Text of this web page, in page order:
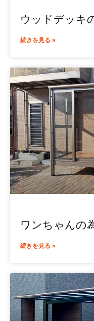
ウッドデッキ
続きを見る »
ワンちゃんの
続きを見る »